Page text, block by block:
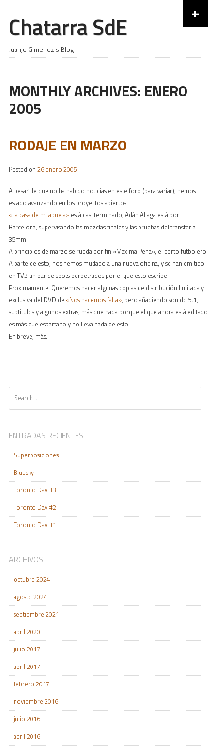
Chatarra SdE
Juanjo Gimenez's Blog
+
Skip to content
MONTHLY ARCHIVES: ENERO
2005
RODAJE EN MARZO
Posted on 26 enero 2005
A pesar de que no ha habido noticias en este foro (para variar), hemos
estado avanzando en los proyectos abiertos.
«La casa de mi abuela»está casi terminado, Adán Aliaga está por
Barcelona, supervisando las mezclas finales y las pruebas del transfer a
35mm.
A principios de marzo se rueda por fin «Maxima Pena», el corto futbolero.
A parte de esto, nos hemos mudado a una nueva oficina, y se han emitido
en TV3 un par de spots perpetrados por el que esto escribe.
Proximamente: Queremos hacer algunas copias de distribución limitada y
exclusiva del DVD de «Nos hacemos falta», pero añadiendo sonido 5.1,
subtitulos y algunos extras, más que nada porque el que ahora está editado
es más que espartano y no lleva nada de esto.
En breve, más.
ENTRADAS RECIENTES
Superposiciones
Bluesky
Toronto Day #3
Toronto Day #2
Toronto Day #1
ARCHIVOS
octubre 2024
agosto 2024
septiembre 2021
abril 2020
julio 2017
abril 2017
febrero 2017
noviembre 2016
julio 2016
abril 2016